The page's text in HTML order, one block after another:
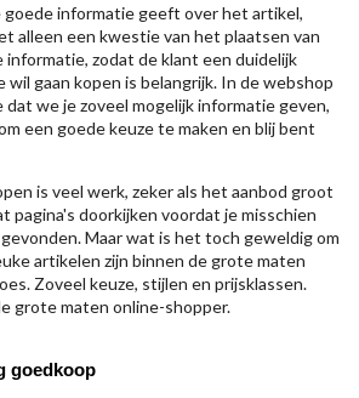
goede informatie geeft over het artikel,
alleen een kwestie van het plaatsen van
zodat de klant een duidelijk
gaan kopen is belangrijk. In de webshop
dat we je zoveel mogelijk informatie geven,
een goede keuze te maken en blij bent
is veel werk, zeker als het aanbod groot
pagina's doorkijken voordat je misschien
Maar wat is het toch geweldig om
artikelen zijn binnen de grote maten
Zoveel keuze, stijlen en prijsklassen.
grote maten online-shopper.
goedkoop